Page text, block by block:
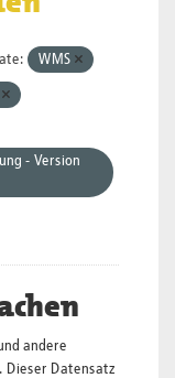
WMS
- Version
andere
Dieser Datensatz